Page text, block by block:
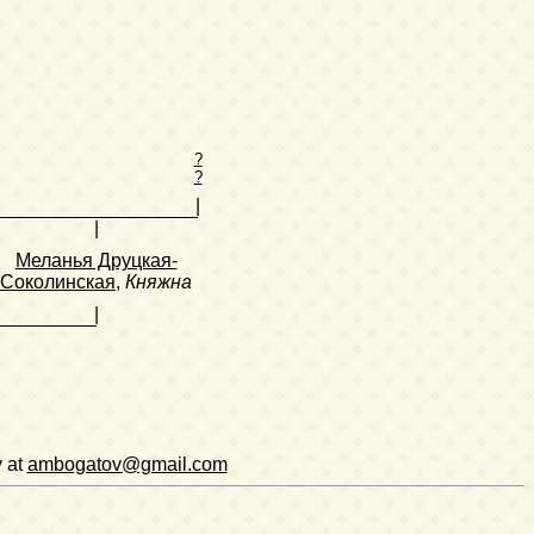
?
?
Меланья Друцкая-
Соколинская, Княжна
atambogatov@gmail.com